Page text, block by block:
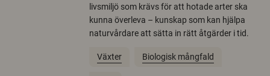
livsmiljö som krävs för att hotade arter ska
kunna överleva – kunskap som kan hjälpa
naturvårdare att sätta in rätt åtgärder i tid.
Växter Biologisk mångfald